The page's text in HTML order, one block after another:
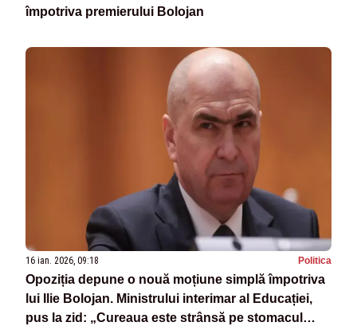
împotriva premierului Bolojan
16 ian. 2026, 09:18 Politica
Opoziția depune o nouă moțiune simplă împotriva
lui Ilie Bolojan. Ministrului interimar al Educației,
pus la zid: „Cureaua este strânsă pe stomacul